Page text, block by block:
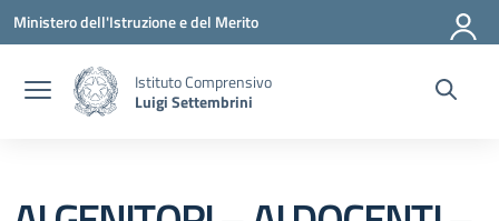
Vai ai contenuti
Vai al menu di navigazione
Vai al footer
Ministero dell'Istruzione e del Merito
Istituto Comprensivo
Luigi Settembrini